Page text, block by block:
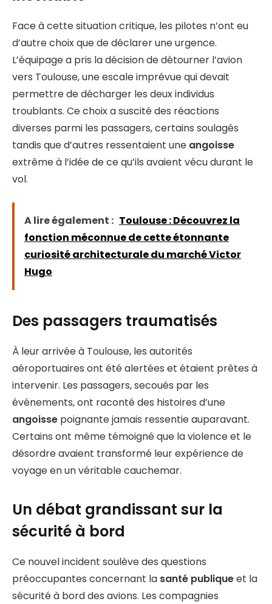
Face à cette situation critique, les pilotes n’ont eu
d’autre choix que de déclarer une urgence.
L’équipage a pris la décision de détourner l’avion
vers Toulouse, une escale imprévue qui devait
permettre de décharger les deux individus
troublants. Ce choix a suscité des réactions
diverses parmi les passagers, certains soulagés
tandis que d’autres ressentaient une angoisse
extrême à l’idée de ce qu’ils avaient vécu durant le
vol.
A lire également : Toulouse : Découvrez la
fonction méconnue de cette étonnante
curiosité architecturale du marché Victor
Hugo
Des passagers traumatisés
À leur arrivée à Toulouse, les autorités
aéroportuaires ont été alertées et étaient prêtes à
intervenir. Les passagers, secoués par les
événements, ont raconté des histoires d’une
angoisse poignante jamais ressentie auparavant.
Certains ont même témoigné que la violence et le
désordre avaient transformé leur expérience de
voyage en un véritable cauchemar.
Un débat grandissant sur la
sécurité à bord
Ce nouvel incident soulève des questions
préoccupantes concernant la santé publiqueet la
sécurité à bord des avions. Les compagnies